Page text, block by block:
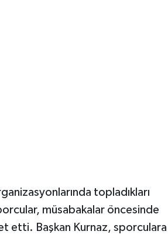
topladıkları
müsabakalar öncesinde
etti. Başkan Kurnaz, sporculara